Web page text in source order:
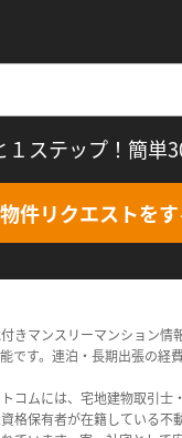
１ステップ！簡単
物件リクエストをす
きマンスリーマンション情
です。連泊・長期出張の経
コムには、宅地建物取引士
格保有者が在籍している不